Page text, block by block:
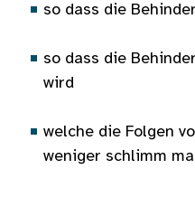
so dass die
so dass die
wird
welche die Folgen
weniger schlimm